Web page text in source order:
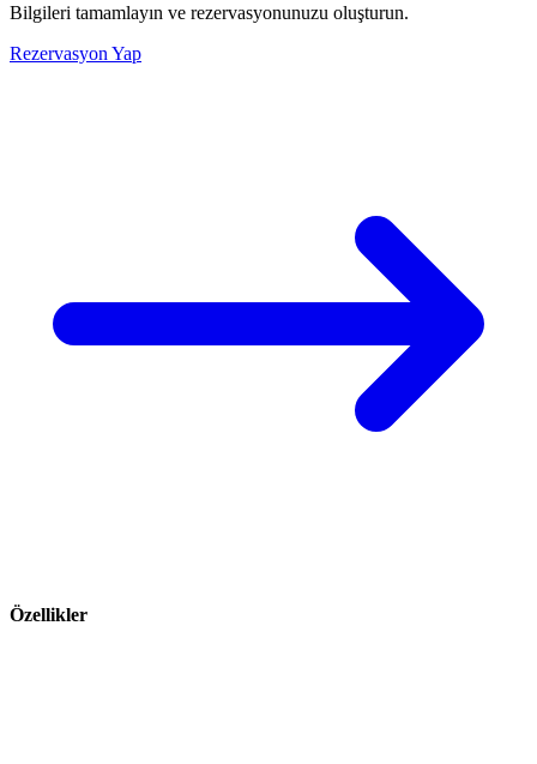
Bilgileri tamamlayın ve rezervasyonunuzu oluşturun.
Rezervasyon Yap
Özellikler